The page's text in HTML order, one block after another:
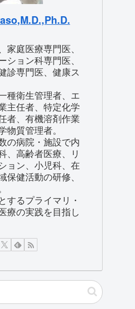
家庭医療専門医、
ション科専門医、
診専門医、健康ス
種衛生管理者、エ
主任者、特定化学
者、有機溶剤作業
物質管理者。
の病院・施設で内
、高齢者医療、リ
ョン、小児科、在
保健活動の研修、
するプライマリ・
療の実践を目指し